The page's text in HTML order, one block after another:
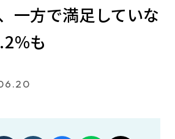
一方で満足していな
も